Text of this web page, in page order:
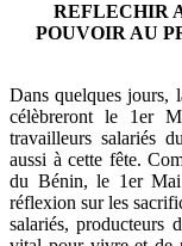
REFLECHIR
POUVOIR AU
Dans quelques jours,
célèbreront le 1er
travailleurs salariés
aussi à cette fête.
du Bénin, le 1er Mai
réflexion sur les
salariés, producteurs